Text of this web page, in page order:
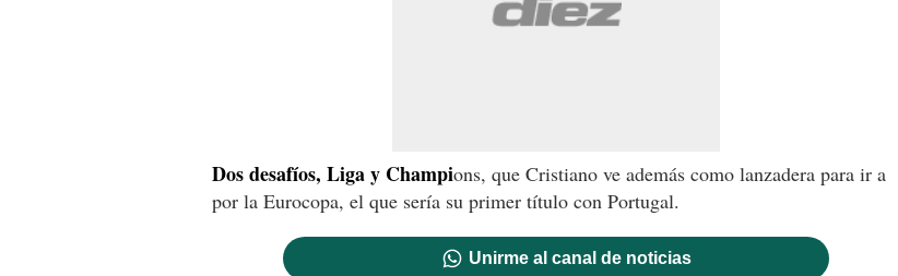
Dos desafíos, Liga y Champions, que Cristiano ve además como lanzadera para ir a
por la Eurocopa, el que sería su primer título con Portugal.
Unirme al canal de noticias